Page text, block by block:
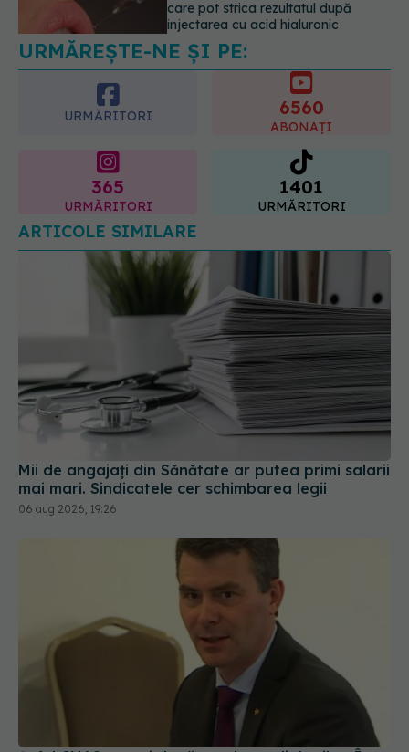
indica riscul pentru 8 boli majore
07.08.2026, 18:34
URMĂRITORI
365 1401
URMĂRITORI
ARTICOLE SIMILARE
Mii de angajați din Sănătate ar putea primi salarii
mai mari. Sindicatele cer schimbarea legii
06 aug 2026, 19:26
Șeful CNAS, mesaj după revolta radiologilor: În
sănătate, timpul se măsoară în șanse la viață